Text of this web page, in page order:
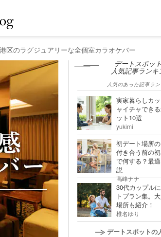
区のラグジュアリーな全個室カラオケバー
デートスポッ
人気記事ランキ
人気のあった記事ラ
実家暮らしカ
ャイチャでき
ット10選
yukimi
初デート場所の
付き合う前の
で何する？最
説
高峰ナナ
30代カップル
トプラン集。
場所も紹介！
椎名ゆり
デートスポットの